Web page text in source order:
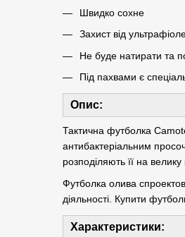
Швидко сохне
Захист від
Не буде натирати та
Під пахвами є
Опис:
Тактична футболка
антибактеріальним
розподіляють її на
Футболка олива
діяльності. Купити
Характеристики: